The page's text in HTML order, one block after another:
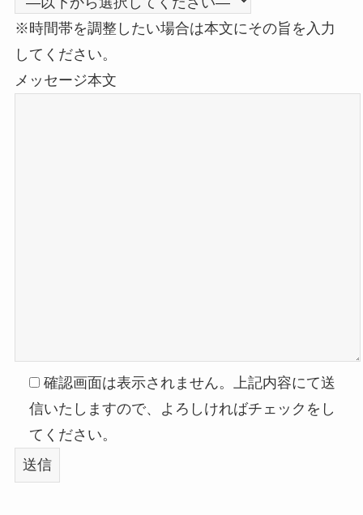
※時間帯を調整したい場合は本文にその旨を入力
してください。
メッセージ本文
確認画面は表示されません。上記内容にて送
信いたしますので、よろしければチェックをし
てください。